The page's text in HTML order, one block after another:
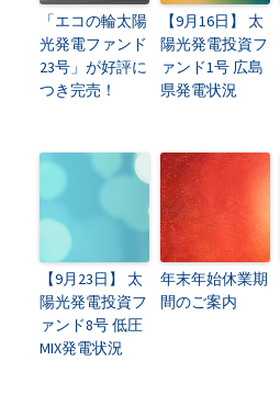
「エコの輪太陽
光発電ファンド
23号」が好評に
つき完売！
【9月16日】 太
陽光発電投資フ
ァンド1号 広島
県発電状況
【9月23日】 太
陽光発電投資フ
ァンド8号 低圧
MIX発電状況
年末年始休業期
間のご案内